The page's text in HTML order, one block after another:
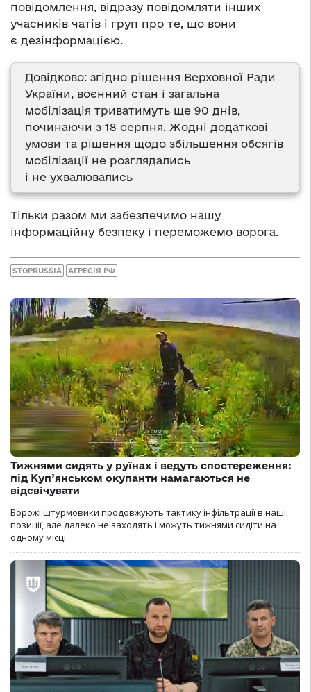
повідомлення, відразу повідомляти інших
учасників чатів і груп про те, що вони
є дезінформацією.
Довідково: згідно рішення Верховної Ради
України, воєнний стан і загальна
мобілізація триватимуть ще 90 днів,
починаючи з 18 серпня. Жодні додаткові
умови та рішення щодо збільшення обсягів
мобілізації не розглядались
і не ухвалювались
Тільки разом ми забезпечимо нашу
інформаційну безпеку і переможемо ворога.
STOPRUSSIA АГРЕСІЯ РФ
Тижнями сидять у руїнах і ведуть спостереження:
під Куп’янськом окупанти намагаються не
відсвічувати
Ворожі штурмовики продовжують тактику інфільтрації в наші
позиції, але далеко не заходять і можуть тижнями сидіти на
одному місці.